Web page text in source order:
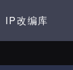
IP改编库